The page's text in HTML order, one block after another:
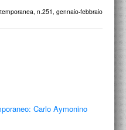
n.251, gennaio-febbraio
Carlo Aymonino